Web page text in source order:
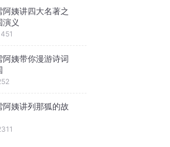
阿姨讲四大名著之
演义
阿姨带你漫游诗词
阿姨讲列那狐的故